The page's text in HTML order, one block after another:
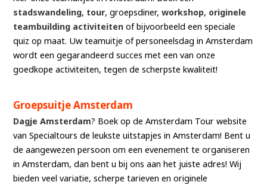
stadswandeling, tour, groepsdiner,workshop, originele
teambuilding activiteiten of bijvoorbeeld een speciale
quiz op maat. Uw teamuitje of personeelsdag in Amsterdam
wordt een gegarandeerd succes met een van onze
goedkope activiteiten, tegen de scherpste kwaliteit!
Groepsuitje Amsterdam
Dagje Amsterdam? Boek op de Amsterdam Tour website
van Specialtours de leukste uitstapjes in Amsterdam! Bent u
de aangewezen persoon om een evenement te organiseren
in Amsterdam, dan bent u bij ons aan het juiste adres! Wij
bieden veel variatie, scherpe tarieven en originele